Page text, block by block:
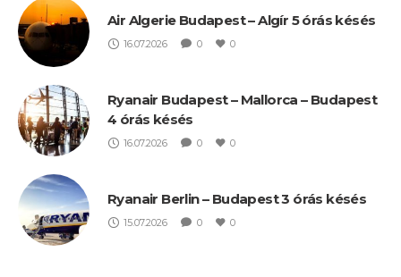
Air Algerie Budapest – Algír 5 órás késés
16.07.2026 0 0
Ryanair Budapest – Mallorca – Budapest
4 órás késés
16.07.2026 0 0
Ryanair Berlin – Budapest 3 órás késés
15.07.2026 0 0